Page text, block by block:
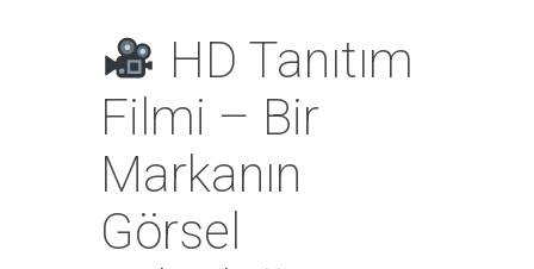
HD Tanıtım
Filmi – Bir
Markanın
Görsel